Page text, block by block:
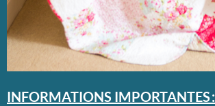
INFORMATIONS IMPORTANTES :